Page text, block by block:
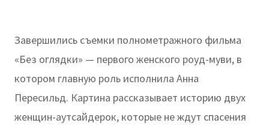
Завершились съемки полнометражного фильма
«Без оглядки» — первого женского роуд-муви, в
котором главную роль исполнила Анна
Пересильд. Картина рассказывает историю двух
женщин-аутсайдерок, которые не ждут спасения